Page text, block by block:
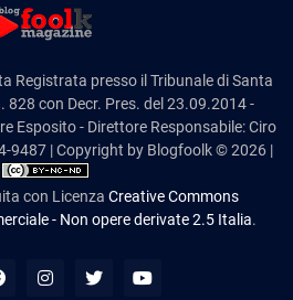
Registrata presso il Tribunale di Santa
828 con Decr. Pres. del 23.09.2014 -
Esposito - Direttore Responsabile: Ciro
9487 | Copyright by Blogfoolk © 2026 |
con Licenza Creative Commons
- Non opere derivate 2.5 Italia.